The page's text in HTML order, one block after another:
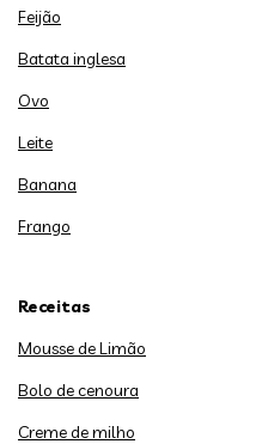
Feijão
Batata inglesa
Ovo
Leite
Banana
Frango
Receitas
Mousse de Limão
Bolo de cenoura
Creme de milho